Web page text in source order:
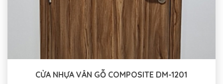
CỬA NHỰA VÂN GỖ COMPOSITE DM-1201